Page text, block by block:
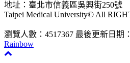
地址：臺北市信義區吳興街250
Taipei Medical University© All
瀏覽人數：4517367 最後更新日期
Rainbow